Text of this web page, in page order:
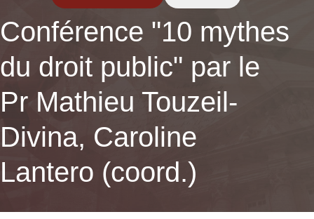
Conférence "10 mythes
du droit public" par le
Pr Mathieu Touzeil-
Divina, Caroline
Lantero (coord.)